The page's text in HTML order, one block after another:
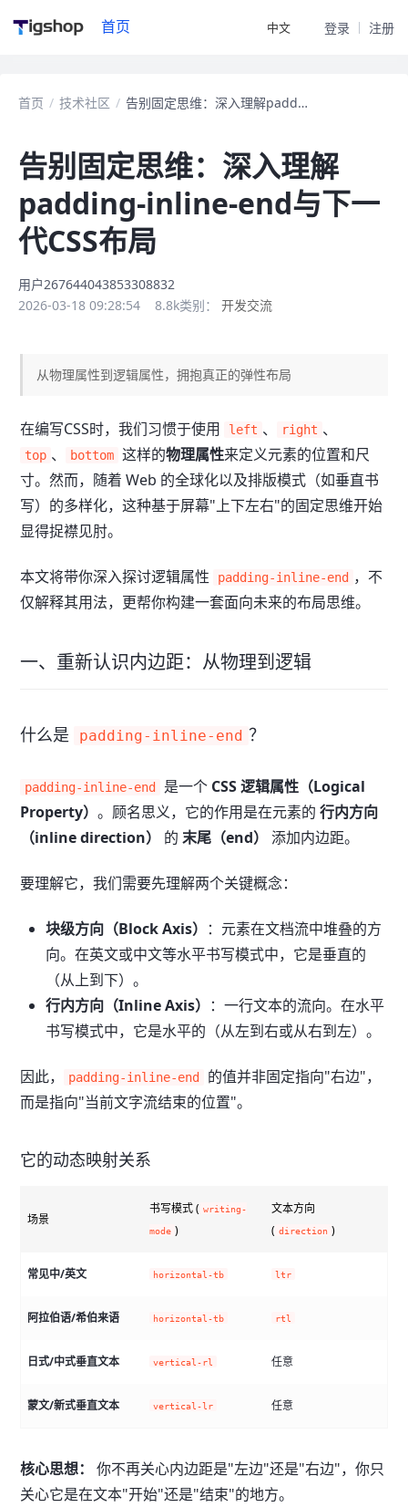
首页 中文 登录 注册
首页 / 技术社区 / 告别固定思维：深入理解padding-inline-end与
告别固定思维：深入理解
padding-inline-end与下一
代CSS布局
用户267644043853308832
2026-03-18 09:28:54
8.8k类别：开发交流
从物理属性到逻辑属性，拥抱真正的弹性布局
在编写CSS时，我们习惯于使用 left 、 right 、
top 、 bottom 这样的物理属性来定义元素的位置和尺
寸。然而，随着 Web 的全球化以及排版模式（如垂直书
写）的多样化，这种基于屏幕"上下左右"的固定思维开始
显得捉襟见肘。
本文将带你深入探讨逻辑属性 padding-inline-end ，不
仅解释其用法，更帮你构建一套面向未来的布局思维。
一、重新认识内边距：从物理到逻辑
什么是 padding-inline-end ？
padding-inline-end 是一个 CSS 逻辑属性（Logical
Property）。顾名思义，它的作用是在元素的行内方向
（inline direction）
的末尾（end） 添加内边距。
要理解它，我们需要先理解两个关键概念：
块级方向（Block Axis） ：元素在文档流中堆叠的方
向。在英文或中文等水平书写模式中，它是垂直的
（从上到下）。
行内方向（Inline Axis） ：一行文本的流向。在水平
书写模式中，它是水平的（从左到右或从右到左）。
因此， padding-inline-end
的值并非固定指向"右边"，
而是指向"当前文字流结束的位置"。
它的动态映射关系
场景
书写模式 ( writing-
mode )
文本方向
( direction )
常见中/英文 horizontal-tb ltr
阿拉伯语/希伯来语 horizontal-tb rtl
日式/中式垂直文本 vertical-rl 任意
蒙文/新式垂直文本 vertical-lr 任意
核心思想：
你不再关心内边距是"左边"还是"右边"，你只
关心它是在文本"开始"还是"结束"的地方。